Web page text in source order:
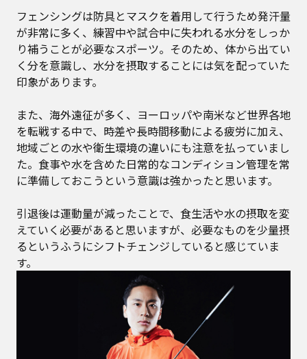
フェンシングは防具とマスクを着用して行うため発汗量
が非常に多く、練習中や試合中に失われる水分をしっか
り補うことが必要なスポーツ。そのため、体から出てい
く分を意識し、水分を摂取することには気を配っていた
印象があります。
また、海外遠征が多く、ヨーロッパや南米など世界各地
を転戦する中で、時差や長時間移動による疲労に加え、
地域ごとの水や衛生環境の違いにも注意を払っていまし
た。食事や水を含めた日常的なコンディション管理を常
に準備しておこうという意識は強かったと思います。
引退後は運動量が減ったことで、食生活や水の摂取を変
えていく必要があると思いますが、必要なものを少量摂
るというふうにシフトチェンジしていると感じていま
す。